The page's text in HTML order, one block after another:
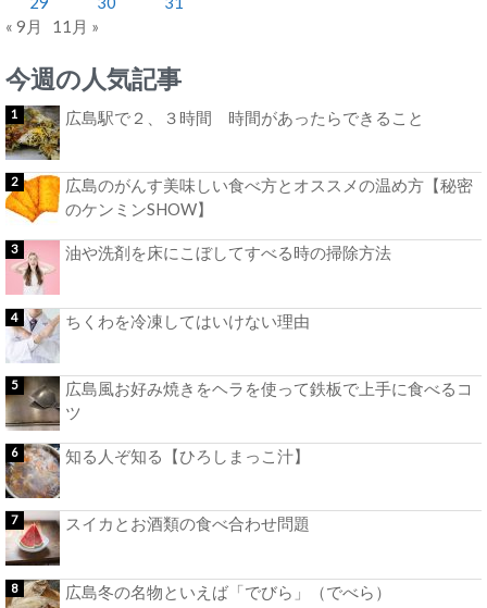
« 9月
11月 »
今週の人気記事
広島駅で２、３時間 時間があったらできること
広島のがんす美味しい食べ方とオススメの温め方【秘密
のケンミンSHOW】
油や洗剤を床にこぼしてすべる時の掃除方法
ちくわを冷凍してはいけない理由
広島風お好み焼きをヘラを使って鉄板で上手に食べるコ
ツ
知る人ぞ知る【ひろしまっこ汁】
スイカとお酒類の食べ合わせ問題
広島冬の名物といえば「でびら」（でべら）